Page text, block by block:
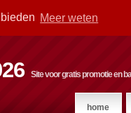
Meer weten
Site voor gratis promotie en
home